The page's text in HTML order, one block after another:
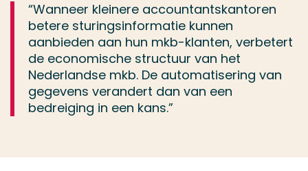
“Wanneer kleinere accountantskantoren
betere sturingsinformatie kunnen
aanbieden aan hun mkb-klanten, verbetert
de economische structuur van het
Nederlandse mkb. De automatisering van
gegevens verandert dan van een
bedreiging in een kans.”